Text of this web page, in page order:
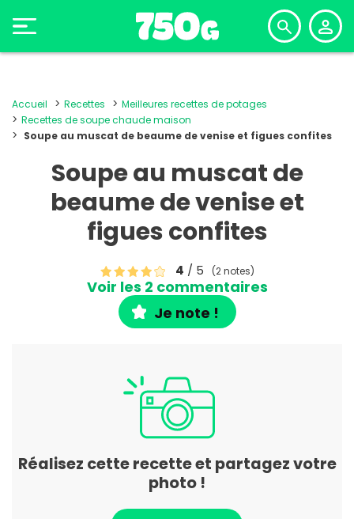
Accueil Recettes
Meilleures recettes de potages
Recettes de soupe chaude maison
Soupe au muscat de beaume de venise et figues confites
Soupe au muscat de
beaume de venise et
figues confites
4 / 5 (2 notes)
Voir les 2 commentaires
Je note !
Réalisez cette recette et partagez votre
photo !